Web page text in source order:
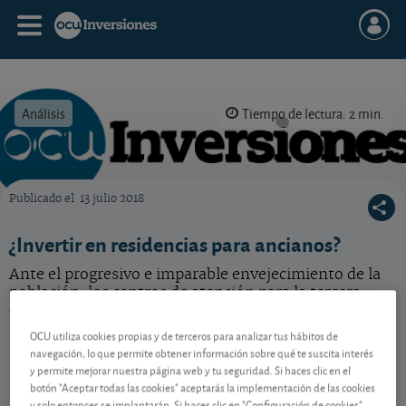
Análisis Tiempo de lectura: 2 min.
Publicado el 13 julio 2018
¿Invertir en residencias para ancianos?
Ante el progresivo e imparable envejecimiento de la
población, los centros de atención para la tercera
puede sacar partido de esta tendencia?
Contenido reservado a SOCIOS
OCU utiliza cookies propias y de terceros para analizar tus hábitos de
navegación, lo que permite obtener información sobre qué te suscita interés
y permite mejorar nuestra página web y tu seguridad. Si haces clic en el
botón "Aceptar todas las cookies" aceptarás la implementación de las cookies